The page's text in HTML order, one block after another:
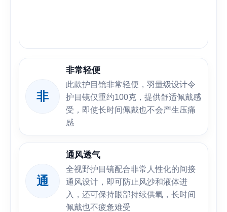
非
非常轻便
此款护目镜非常轻便，羽量级设计令
护目镜仅重约100克，提供舒适佩戴感
受，即使长时间佩戴也不会产生压痛
感
通
通风透气
全视野护目镜配合非常人性化的间接
通风设计，即可防止风沙和液体进
入，还可保持眼部持续供氧，长时间
佩戴也不疲惫难受